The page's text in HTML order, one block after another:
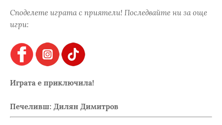
Споделете играта с приятели! Последвайте ни за още
игри:
Играта е приключила!
Печеливш: Дилян Димитров